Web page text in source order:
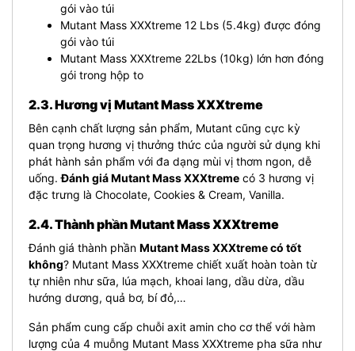
gói vào túi
Mutant Mass XXXtreme 12 Lbs (5.4kg) được đóng
gói vào túi
Mutant Mass XXXtreme 22Lbs (10kg) lớn hơn đóng
gói trong hộp to
2.3. Hương vị Mutant Mass XXXtreme
Bên cạnh chất lượng sản phẩm, Mutant cũng cực kỳ
quan trọng hương vị thưởng thức của người sử dụng khi
phát hành sản phẩm với đa dạng mùi vị thơm ngon, dễ
uống.Đánh giá Mutant Mass XXXtreme có 3 hương vị
đặc trưng là Chocolate, Cookies & Cream, Vanilla.
2.4. Thành phần Mutant Mass XXXtreme
Đánh giá thành phần Mutant Mass XXXtreme có tốt
không? Mutant Mass XXXtreme chiết xuất hoàn toàn từ
tự nhiên như sữa, lúa mạch, khoai lang, dầu dừa, dầu
hướng dương, quả bơ, bí đỏ,…
Sản phẩm cung cấp chuỗi axit amin cho cơ thể với hàm
lượng của 4 muỗng Mutant Mass XXXtreme pha sữa như